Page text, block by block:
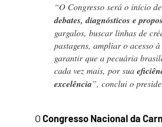
“O Congresso será o início
debates, diagnósticos e
gargalos, buscar linhas de
pastagens, ampliar o acesso
garantir que a pecuária
cada vez mais, por sua
excelência”, conclui o
O Congresso Nacional da